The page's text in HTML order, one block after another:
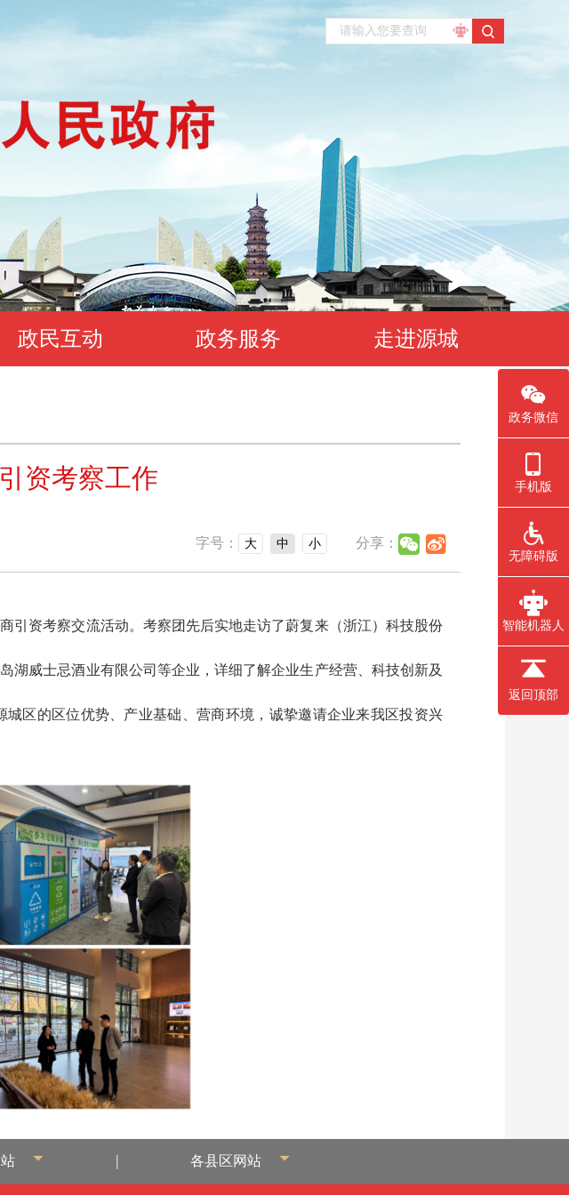
政民互动 政务服务 走进源城
资考察工作
字号： 大 中 小 分享：
资考察交流活动。考察团先后实地走访了蔚复来（浙江）科技股份
湖威士忌酒业有限公司等企业，详细了解企业生产经营、科技创新及
区的区位优势、产业基础、营商环境，诚挚邀请企业来我区投资兴
| 各县区网站
政务微信
手机版
无障碍版
智能机器人
返回顶部